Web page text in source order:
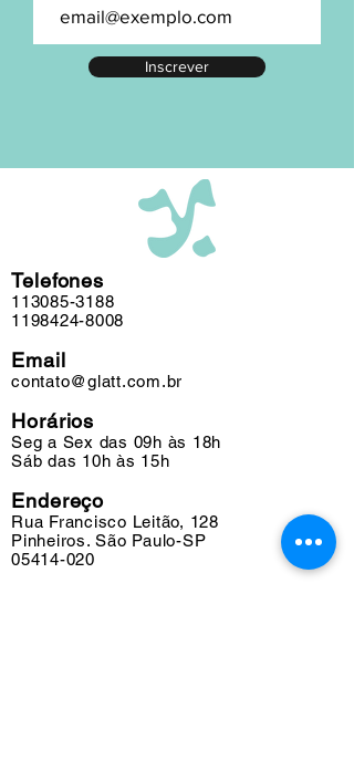
Inscrever
Telefones
113085-3188
1198424-8008
Email
contato@glatt.com.br
Horários
Seg a Sex das 09h às 18h
Sáb das 10h às 15h
Endereço
Rua Francisco Leitão, 128
Pinheiros. São Paulo-SP
05414-020